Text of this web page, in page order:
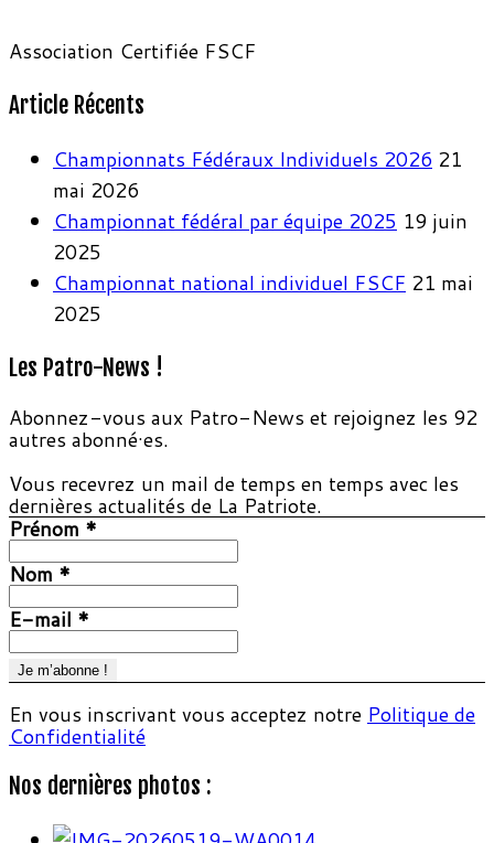
Association Certifiée FSCF
Article Récents
Championnats Fédéraux Individuels 2026 21
mai 2026
Championnat fédéral par équipe 2025 19 juin
2025
Championnat national individuel FSCF 21 mai
2025
Les Patro-News !
Abonnez-vous aux Patro-News et rejoignez les 92
autres abonné·es.
Vous recevrez un mail de temps en temps avec les
dernières actualités de La Patriote.
Prénom *
Nom *
E-mail *
En vous inscrivant vous acceptez notre Politique de
Confidentialité
Nos dernières photos :